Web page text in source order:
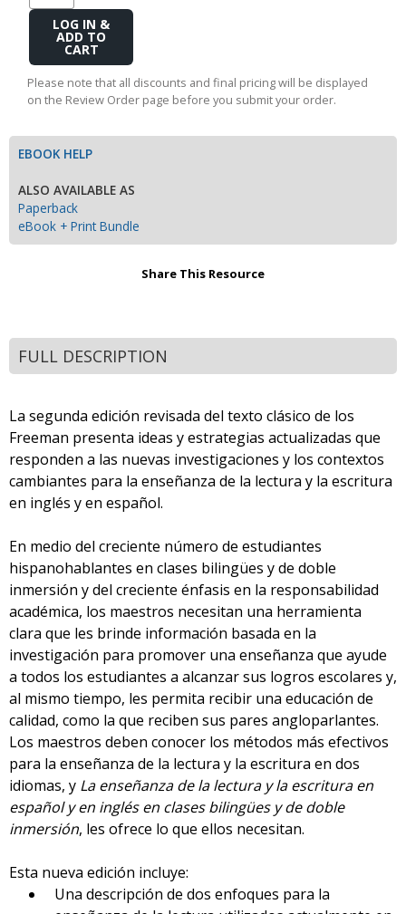
Add
Cart
Please note that all discounts and final pricing will be displayed
on the Review Order page before you submit your order.
EBOOK HELP
ALSO AVAILABLE AS
Paperback
eBook + Print Bundle
Share This Resource
FULL DESCRIPTION
La segunda edición revisada del texto clásico de los
Freeman presenta ideas y estrategias actualizadas que
responden a las nuevas investigaciones y los contextos
cambiantes para la enseñanza de la lectura y la escritura
en inglés y en español.
En medio del creciente número de estudiantes
hispanohablantes en clases bilingües y de doble
inmersión y del creciente énfasis en la responsabilidad
académica, los maestros necesitan una herramienta
clara que les brinde información basada en la
investigación para promover una enseñanza que ayude
a todos los estudiantes a alcanzar sus logros escolares y,
al mismo tiempo, les permita recibir una educación de
calidad, como la que reciben sus pares angloparlantes.
Los maestros deben conocer los métodos más efectivos
para la enseñanza de la lectura y la escritura en dos
idiomas, y La enseñanza de la lectura y la escritura en
español y en inglés en clases bilingües y de doble
inmersión, les ofrece lo que ellos necesitan.
Esta nueva edición incluye:
Una descripción de dos enfoques para la